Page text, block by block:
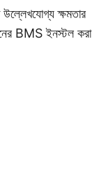
উল্লেখযোগ্য ক্ষমতার
BMS ইনস্টল করা